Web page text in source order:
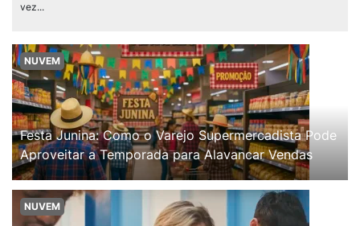
vez...
NUVEM
Festa Junina: Como o Varejo Supermercadista Pode
Aproveitar a Temporada para Alavancar Vendas
NUVEM